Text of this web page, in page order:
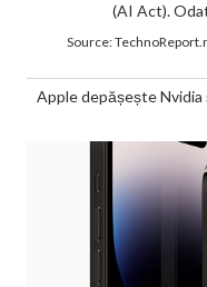
(AI Act).
Source:
Apple depășește Nvidia